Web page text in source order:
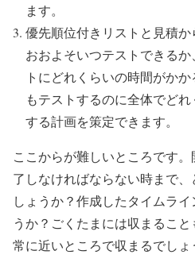
ます。
優先順位付きリストと見積か
おおよそいつテストできる
トにどれくらいの時間がか
もテストするのに全体でど
する計画を策定できます。
ここからが難しいところです
了しなければならない時まで
しょうか？作成したタイムラ
うか？ごくたまには収まるこ
常に近いところで収まるでしょ